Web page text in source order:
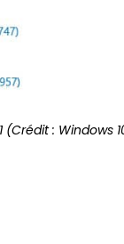
: Windows